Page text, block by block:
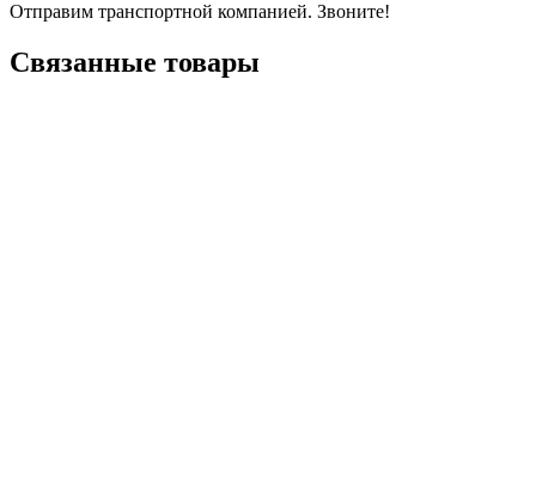
Отправим транспортной компанией. Звоните!
Связанные товары